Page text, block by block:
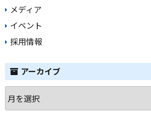
メディア
イベント
採用情報
アーカイブ
ー